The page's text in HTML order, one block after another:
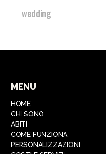
wedding
MENU
HOME
CHI SONO
ABITI
COME FUNZIONA
PERSONALIZZAZIONI